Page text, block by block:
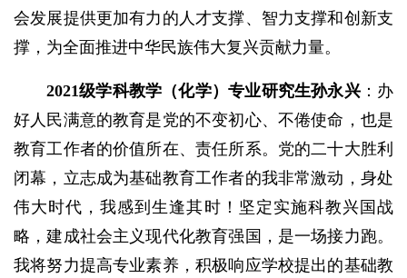
会发展提供更加有力的人才支撑、智力支撑和创新支
撑，为全面推进中华民族伟大复兴贡献力量。
2021级学科教学（化学）专业研究生孙永兴：办
好人民满意的教育是党的不变初心、不倦使命，也是
教育工作者的价值所在、责任所系。党的二十大胜利
闭幕，立志成为基础教育工作者的我非常激动，身处
伟大时代，我感到生逢其时！坚定实施科教兴国战
略，建成社会主义现代化教育强国，是一场接力跑。
我将努力提高专业素养，积极响应学校提出的基础教